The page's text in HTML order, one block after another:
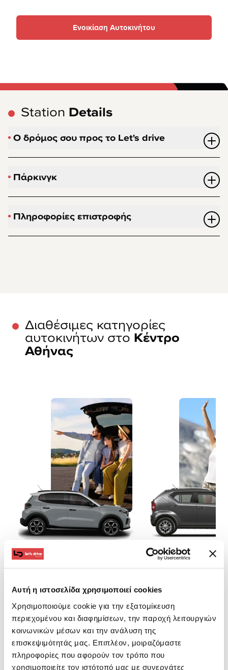
Αυτή η ιστοσελίδα χρησιμοποιεί cookies
Χρησιμοποιούμε cookie για την εξατομίκευση
περιεχομένου και διαφημίσεων, την παροχή λειτουργιών
κοινωνικών μέσων και την ανάλυση της
επισκεψιμότητάς μας. Επιπλέον, μοιραζόμαστε
πληροφορίες που αφορούν τον τρόπο που
χρησιμοποιείτε τον ιστότοπό μας με συνεργάτες
Ενοικίαση Αυτοκινήτου
Station Details
Ο δρόμος σου προς το Let's drive
Πάρκινγκ
Πληροφορίες επιστροφής
Διαθέσιμες κατηγορίες
αυτοκινήτων στο Κέντρο
Αθήνας
Compact